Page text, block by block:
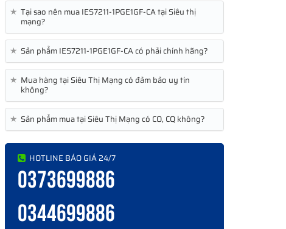
★ Tại sao nên mua IES7211-1PGE1GF-CA tại Siêu thị
mạng?
★ Sản phẩm IES7211-1PGE1GF-CA có phải chính hãng?
★ Mua hàng tại Siêu Thị Mạng có đảm bảo uy tín
không?
★ Sản phẩm mua tại Siêu Thị Mạng có CO, CQ không?
HOTLINE BÁO GIÁ 24/7
0373699886
0344699886